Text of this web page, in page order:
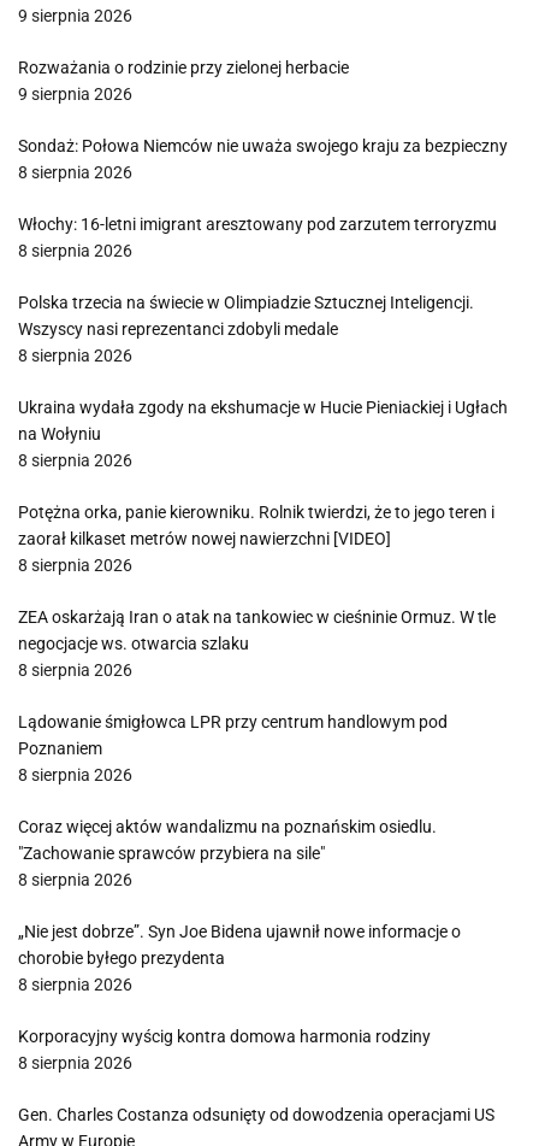
9 sierpnia 2026
Rozważania o rodzinie przy zielonej herbacie
9 sierpnia 2026
Sondaż: Połowa Niemców nie uważa swojego kraju za bezpieczny
8 sierpnia 2026
Włochy: 16-letni imigrant aresztowany pod zarzutem terroryzmu
8 sierpnia 2026
Polska trzecia na świecie w Olimpiadzie Sztucznej Inteligencji.
Wszyscy nasi reprezentanci zdobyli medale
8 sierpnia 2026
Ukraina wydała zgody na ekshumacje w Hucie Pieniackiej i Ugłach
na Wołyniu
8 sierpnia 2026
Potężna orka, panie kierowniku. Rolnik twierdzi, że to jego teren i
zaorał kilkaset metrów nowej nawierzchni [VIDEO]
8 sierpnia 2026
ZEA oskarżają Iran o atak na tankowiec w cieśninie Ormuz. W tle
negocjacje ws. otwarcia szlaku
8 sierpnia 2026
Lądowanie śmigłowca LPR przy centrum handlowym pod
Poznaniem
8 sierpnia 2026
Coraz więcej aktów wandalizmu na poznańskim osiedlu.
"Zachowanie sprawców przybiera na sile"
8 sierpnia 2026
„Nie jest dobrze”. Syn Joe Bidena ujawnił nowe informacje o
chorobie byłego prezydenta
8 sierpnia 2026
Korporacyjny wyścig kontra domowa harmonia rodziny
8 sierpnia 2026
Gen. Charles Costanza odsunięty od dowodzenia operacjami US
Army w Europie